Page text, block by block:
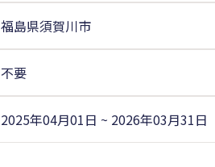
福島県須賀川市
不要
2025年04月01日 ~ 2026年03月31日